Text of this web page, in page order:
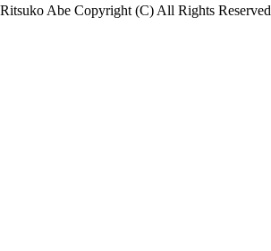
Ritsuko Abe Copyright (C) All Rights Reserved